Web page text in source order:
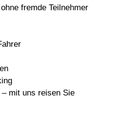
fremde Teilnehmer
mit uns rei­sen Sie